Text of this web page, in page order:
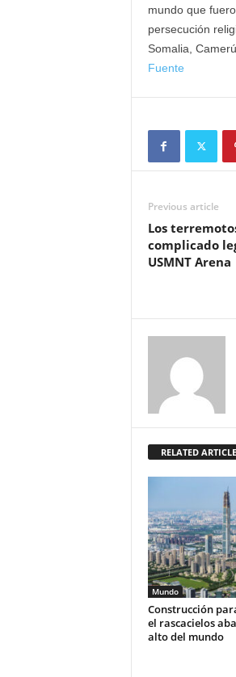
mundo que
persecución
Somalia,
Fuente
Previous article
Los
complicado
USMNT Arena
RELATED
Mundo
Construcción
el rascacielos
alto del mundo